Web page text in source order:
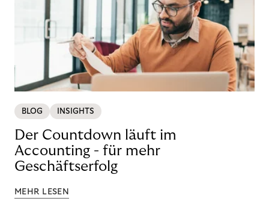
BLOG INSIGHTS
Der Countdown läuft im
Accounting - für mehr
Geschäftserfolg
MEHR LESEN